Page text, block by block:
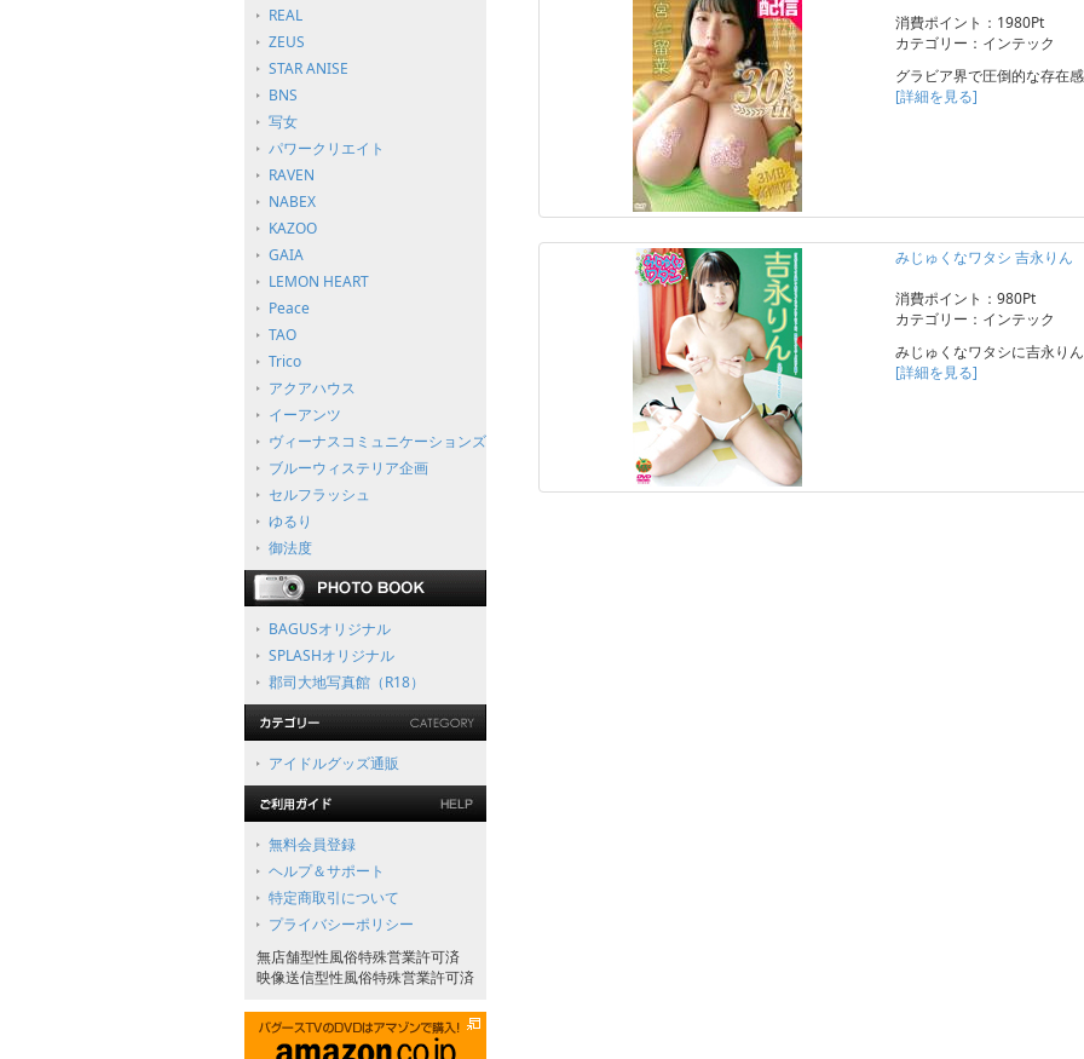
REAL
ZEUS
STAR ANISE
BNS
写女
パワークリエイト
RAVEN
NABEX
KAZOO
GAIA
LEMON HEART
Peace
TAO
Trico
アクアハウス
イーアンツ
ヴィーナスコミュニケーションズ
ブルーウィステリア企画
セルフラッシュ
ゆるり
御法度
BAGUSオリジナル
SPLASHオリジナル
郡司大地写真館（R18）
アイドルグッズ通販
無料会員登録
ヘルプ＆サポート
特定商取引について
プライバシーポリシー
無店舗型性風俗特殊営業許可済
映像送信型性風俗特殊営業許可済
消費ポイント：1980Pt
カテゴリー：インテック
グラビア界で圧倒的な存在
[詳細を見る]
みじゅくなワタシ 吉永りん
消費ポイント：980Pt
カテゴリー：インテック
みじゅくなワタシに吉永り
[詳細を見る]